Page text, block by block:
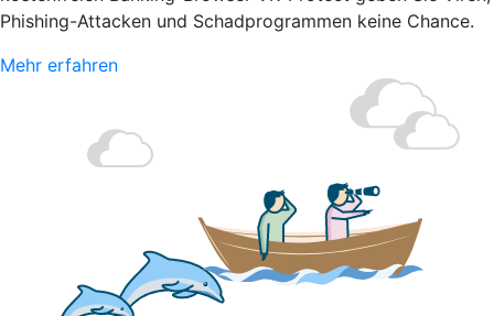
Phishing-Attacken und Schadprogrammen keine Chance.
Mehr erfahren